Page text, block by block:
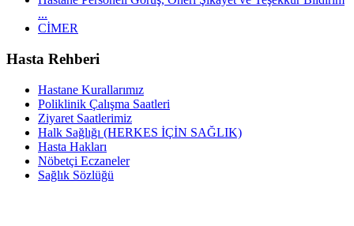
...
CİMER
Hasta Rehberi
Hastane Kurallarımız
Poliklinik Çalışma Saatleri
Ziyaret Saatlerimiz
Halk Sağlığı (HERKES İÇİN SAĞLIK)
Hasta Hakları
Nöbetçi Eczaneler
Sağlık Sözlüğü